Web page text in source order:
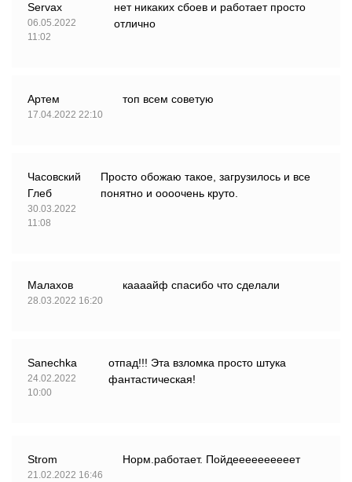
Servax
06.05.2022
11:02
нет никаких сбоев и работает просто
отлично
Артем
17.04.2022 22:10
топ всем советую
Часовский
Глеб
30.03.2022
11:08
Просто обожаю такое, загрузилось и все
понятно и оооочень круто.
Малахов
28.03.2022 16:20
каааайф спасибо что сделали
Sanechka
24.02.2022
10:00
отпад!!! Эта взломка просто штука
фантастическая!
Strom
21.02.2022 16:46
Норм.работает. Пойдеееееееееет